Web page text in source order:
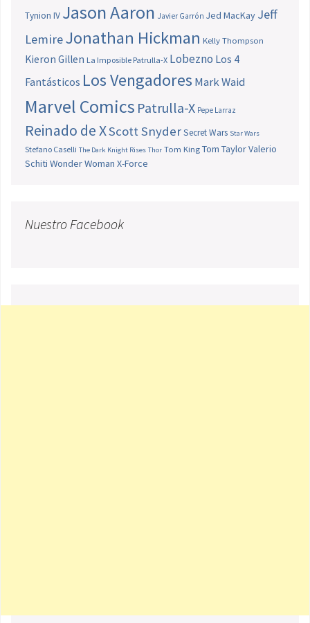
Tynion IV Jason Aaron Javier Garrón Jed MacKay Jeff
LemireJonathan Hickman Kelly Thompson
Kieron Gillen La Imposible Patrulla-X Lobezno Los 4
Fantásticos Los Vengadores Mark Waid
Marvel Comics Patrulla-X Pepe Larraz
Reinado de XScott SnyderSecret Wars Star Wars
Stefano Caselli The Dark Knight Rises Thor Tom King Tom TaylorValerio
Schiti Wonder Woman X-Force
Nuestro Facebook